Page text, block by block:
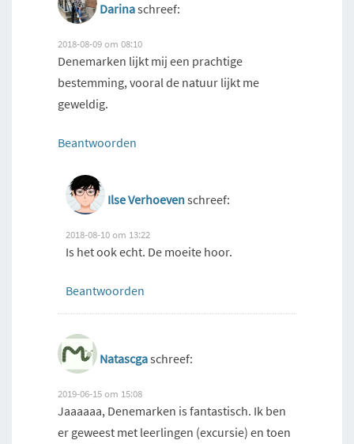
Darinaschreef:
2018-08-09 om 08:10
Denemarken lijkt mij een prachtige
bestemming, vooral de natuur lijkt me
geweldig.
Beantwoorden
Ilse Verhoevenschreef:
2018-08-10 om 13:22
Is het ook echt. De moeite hoor.
Beantwoorden
Natascgaschreef:
2019-06-15 om 15:08
Jaaaaaa, Denemarken is fantastisch. Ik ben
er geweest met leerlingen (excursie) en toen